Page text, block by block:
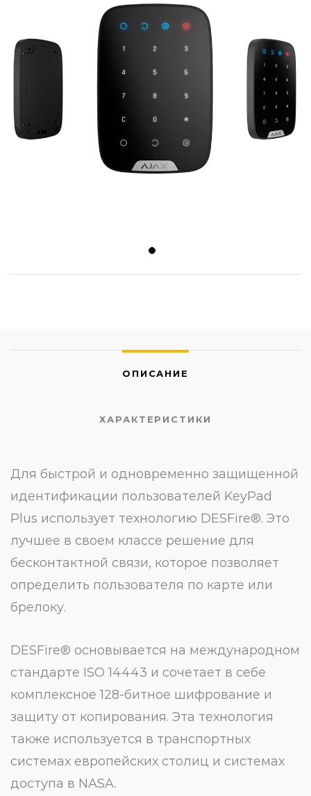
ОПИСАНИЕ
ХАРАКТЕРИСТИКИ
Для быстрой и одновременно защищенной
идентификации пользователей KeyPad
Plus использует технологию DESFire®. Это
лучшее в своем классе решение для
бесконтактной связи, которое позволяет
определить пользователя по карте или
брелоку.
DESFire® основывается на международном
стандарте ISO 14443 и сочетает в себе
комплексное 128-битное шифрование и
защиту от копирования. Эта технология
также используется в транспортных
системах европейских столиц и системах
доступа в NASA.